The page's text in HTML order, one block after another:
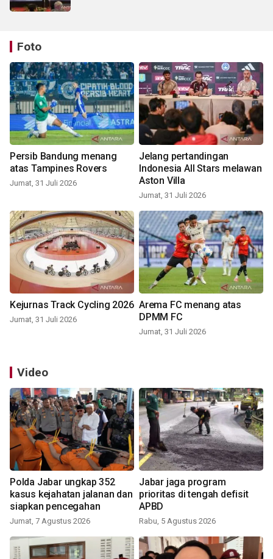
Foto
Persib Bandung menang
atas Tampines Rovers
Jumat, 31 Juli 2026
Jelang pertandingan
Indonesia All Stars melawan
Aston Villa
Jumat, 31 Juli 2026
Kejurnas Track Cycling 2026
Jumat, 31 Juli 2026
Arema FC menang atas
DPMM FC
Jumat, 31 Juli 2026
Video
Polda Jabar ungkap 352
kasus kejahatan jalanan dan
siapkan pencegahan
Jumat, 7 Agustus 2026
Jabar jaga program
prioritas di tengah defisit
APBD
Rabu, 5 Agustus 2026